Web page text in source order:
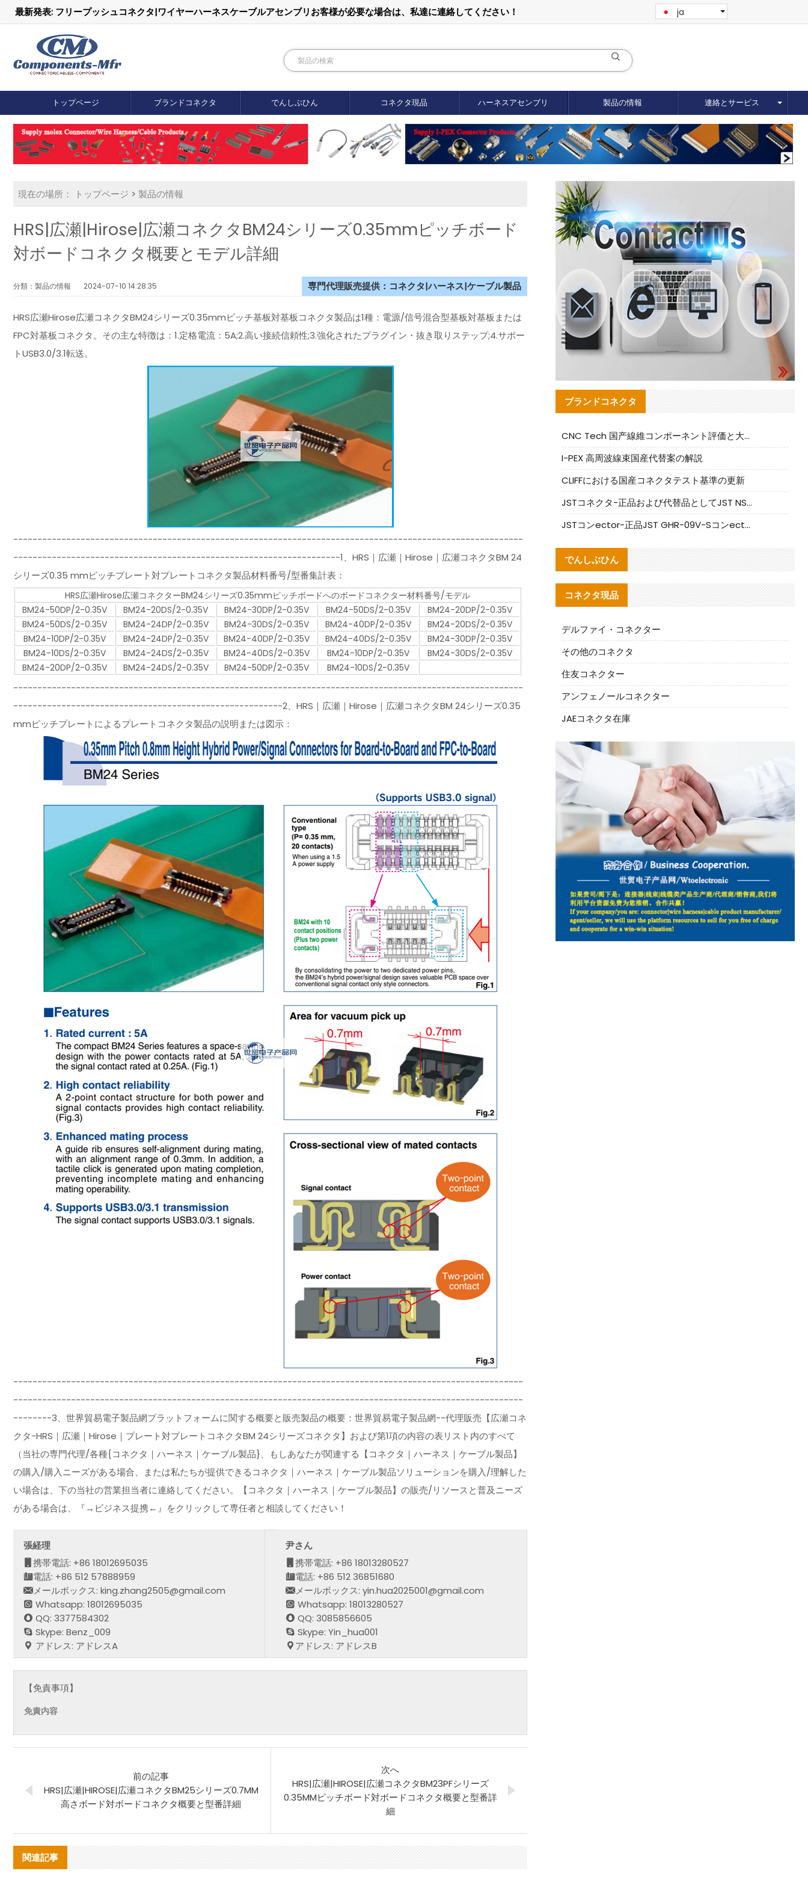
最新発表: フリープッシュコネクタ|ワイヤーハーネスケーブルアセンブリお客様が必要な場合は、私達に連絡してください！ ja
トップページ ブランドコネクタ でんしぶひん コネクタ現品 ハーネスアセンブリ 製品の情報 連絡とサービス
現在の場所： トップページ > 製品の情報
HRS|広瀬|Hirose|広瀬コネクタBM24シリーズ0.35mmピッチボード
対ボードコネクタ概要とモデル詳細
分類：製品の情報 2024-07-10 14:28:35 専門代理販売提供：コネクタ|ハーネス|ケーブル製品
HRS広瀬Hirose広瀬コネクタBM24シリーズ0.35mmピッチ基板対基板コネクタ製品は1種：電源/信号混合型基板対基板または
FPC対基板コネクタ。その主な特徴は：1.定格電流：5A;2.高い接続信頼性;3.強化されたプラグイン・抜き取りステップ;4.サポー
トUSB3.0/3.1転送。
----------------------------------------------------------------------------------------------------------
--------------------------------------------------------------------1、HRS｜広瀬｜Hirose｜広瀬コネクタBM 24
シリーズ0.35 mmピッチプレート対プレートコネクタ製品材料番号/型番集計表：
HRS広瀬Hirose広瀬コネクターBM24シリーズ0.35mmピッチボードへのボードコネクター材料番号/モデル
BM24-50DP/2-0.35V
BM24-20DS/2-0.35V BM24-30DP/2-0.35V BM24-50DS/2-0.35V
BM24-20DP/2-0.35V
BM24-50DS/2-0.35V
BM24-24DP/2-0.35V BM24-30DS/2-0.35V BM24-40DP/2-0.35V
BM24-20DS/2-0.35V
BM24-10DP/2-0.35V
BM24-24DP/2-0.35V BM24-40DP/2-0.35V BM24-40DS/2-0.35V
BM24-30DP/2-0.35V
BM24-10DS/2-0.35V
BM24-24DS/2-0.35V BM24-40DS/2-0.35V BM24-10DP/2-0.35V
BM24-30DS/2-0.35V
BM24-20DP/2-0.35V
BM24-24DS/2-0.35V BM24-50DP/2-0.35V BM24-10DS/2-0.35V
----------------------------------------------------------------------------------------------------------
--------------------------------------------------------2、HRS｜広瀬｜Hirose｜広瀬コネクタBM 24シリーズ0.35
mmピッチプレートによるプレートコネクタ製品の説明または図示：
----------------------------------------------------------------------------------------------------------
----------------------------------------------------------------------------------------------------------
--------3、世界貿易電子製品網プラットフォームに関する概要と販売製品の概要：世界貿易電子製品網--代理販売【広瀬コネ
クタ-HRS｜広瀬｜Hirose｜プレート対プレートコネクタBM 24シリーズコネクタ】および第1項の内容の表リスト内のすべて
（当社の専門代理/各種{コネクタ｜ハーネス｜ケーブル製品}、もしあなたが関連する【コネクタ｜ハーネス｜ケーブル製品】
の購入/購入ニーズがある場合、または私たちが提供できるコネクタ｜ハーネス｜ケーブル製品ソリューションを購入/理解した
い場合は、下の当社の営業担当者に連絡してください。【コネクタ｜ハーネス｜ケーブル製品】の販売/リソースと普及ニーズ
がある場合は、『→ビジネス提携←』をクリックして専任者と相談してください！
張経理
携帯電話: +86 18012695035
電話: +86 512 57888959
メールボックス: king.zhang2505@gmail.com
Whatsapp: 18012695035
QQ: 3377584302
Skype: Benz_009
アドレス: アドレスA
尹さん
携帯電話: +86 18013280527
電話: +86 512 36851680
メールボックス: yin.hua2025001@gmail.com
Whatsapp: 18013280527
QQ: 3085856605
Skype: Yin_hua001
アドレス: アドレスB
【免責事項】
免責内容
前の記事
HRS|広瀬|HIROSE|広瀬コネクタBM25シリーズ0.7MM
高さボード対ボードコネクタ概要と型番詳細
次へ
HRS|広瀬|HIROSE|広瀬コネクタBM23PFシリーズ
0.35MMピッチボード対ボードコネクタ概要と型番詳
細
関連記事
ブランドコネクタ
CNC Tech 国产線維コンポーネント評価と大量生産適合ガイド
I-PEX 高周波線束国産代替案の解説
CLIFFにおける国産コネクタテスト基準の更新
JSTコネクタ-正品および代替品としてJST NSHR-02V-Sコネクタを提供します
JSTコンector-正品JST GHR-09V-Sコンector|代替品提供
でんしぶひん
コネクタ現品
デルファイ・コネクター
その他のコネクタ
住友コネクター
アンフェノールコネクター
JAEコネクタ在庫